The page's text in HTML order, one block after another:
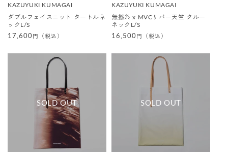
販
元
KAZUYUKI KUMAGAI
ダブルフェイスニット タートルネ
ックL/S
通
価
17,600円（税込）
販
売
元
:
KAZUYUKI KUMAGAI
無撚糸 x MVCリバー天竺 クルー
ネックL/S
通
価
16,500円（税込）